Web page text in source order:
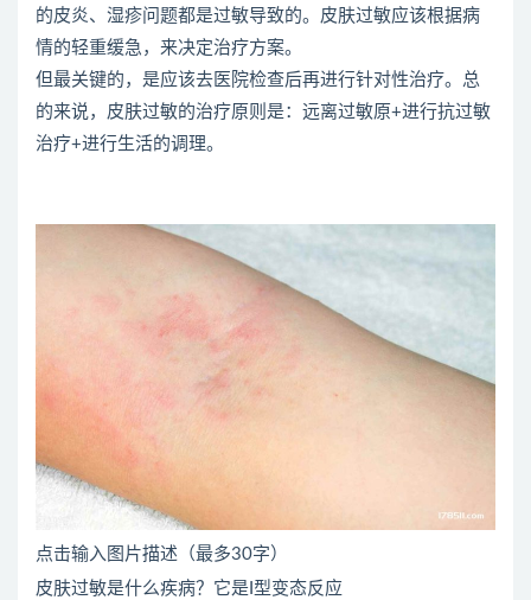
的皮炎、湿疹问题都是过敏导致的。皮肤过敏应该根据病
情的轻重缓急，来决定治疗方案。
但最关键的，是应该去医院检查后再进行针对性治疗。总
的来说，皮肤过敏的治疗原则是：远离过敏原+进行抗过敏
治疗+进行生活的调理。
点击输入图片描述（最多30字）
皮肤过敏是什么疾病？它是I型变态反应